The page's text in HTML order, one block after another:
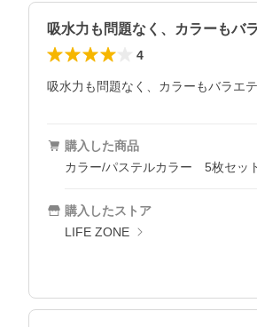
吸水力も問題なく、カラーもバ
4
吸水力も問題なく、カラーもバラエ
購入した商品
カラー/パステルカラー 5枚セッ
購入したストア
LIFE ZONE